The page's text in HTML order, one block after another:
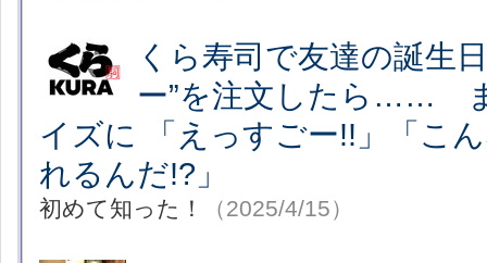
くら寿司で友達の誕生
ー”を注文したら……
イズに 「えっすごー!!」「こ
れるんだ!?」
初めて知った！ （2025/4/15）